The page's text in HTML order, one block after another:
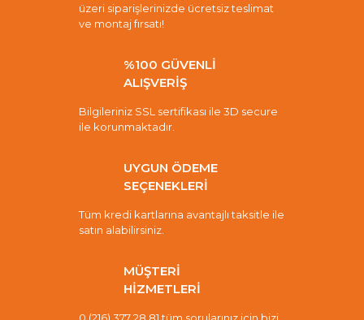
üzeri siparişlerinizde ücretsiz teslimat
ve montaj fırsatı!
%100 GÜVENLİ
ALIŞVERİŞ
Bilgileriniz SSL sertifikası ile 3D secure
ile korunmaktadır.
UYGUN ÖDEME
SEÇENEKLERİ
Tüm kredi kartlarına avantajlı taksitle ile
satın alabilirsiniz.
MÜŞTERİ
HİZMETLERİ
0 (216) 377 28 81 tüm sorularınız için bizi